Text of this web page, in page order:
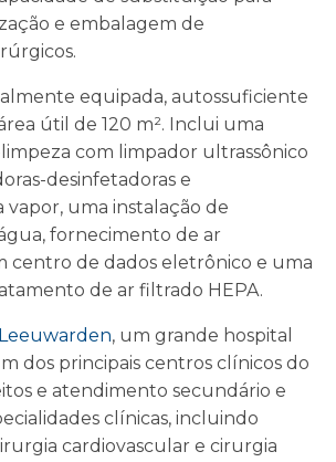
e embalagem de
equipada, autossuficiente
útil de 120 m². Inclui uma
com limpador ultrassônico
desinfetadoras e
vapor, uma instalação de
fornecimento de ar
centro de dados eletrônico e uma
de ar filtrado HEPA.
, um grande hospital
dos principais centros clínicos do
e atendimento secundário e
clínicas, incluindo
cardiovascular e cirurgia